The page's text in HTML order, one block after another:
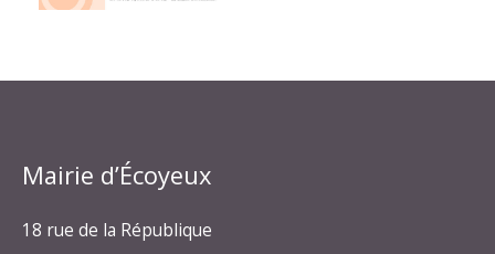
Mairie d’Écoyeux
18 rue de la République